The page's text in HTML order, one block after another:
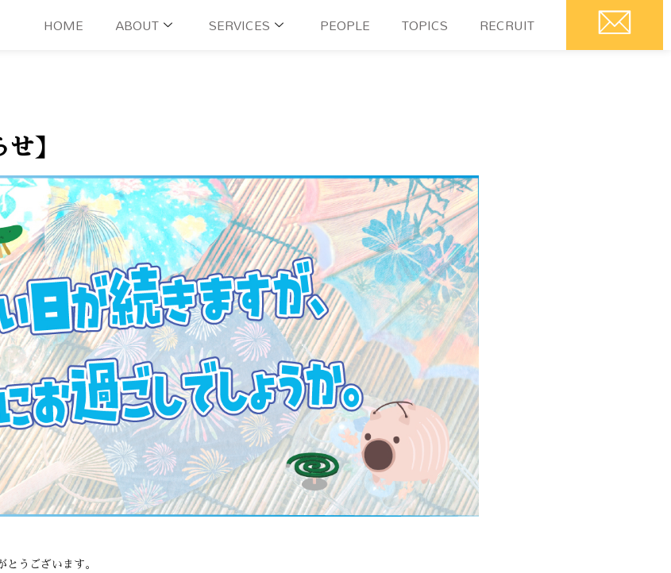
HOME ABOUT SERVICES PEOPLE TOPICS RECRUIT
】
うございます。